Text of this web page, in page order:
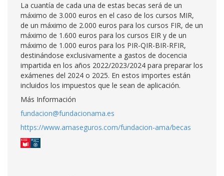
La cuantía de cada una de estas becas será de un
máximo de 3.000 euros en el caso de los cursos MIR,
de un máximo de 2.000 euros para los cursos FIR, de un
máximo de 1.600 euros para los cursos EIR y de un
máximo de 1.000 euros para los PIR-QIR-BIR-RFIR,
destinándose exclusivamente a gastos de docencia
impartida en los años 2022/2023/2024 para preparar los
exámenes del 2024 o 2025. En estos importes están
incluidos los impuestos que le sean de aplicación.
Más Información
fundacion@fundacionama.es
https://www.amaseguros.com/fundacion-ama/becas